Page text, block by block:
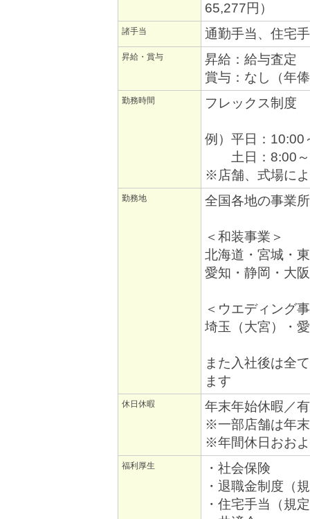
65,277円）
諸手当 通勤手当、住宅
昇給・賞与
昇給：給与査定
賞与：なし（年
勤務時間 フレックス制度
例）平日：10:00
土日：8:00～
※店舗、式場に
勤務地 全国各地の事業所
＜和装事業＞
北海道・宮城・
愛知・静岡・大
＜ウエディング
埼玉（大宮）・
また入社後は全
ます
休日休暇
年末年始休暇／
※一部店舗は年
※年間休日おお
福利厚生
・社会保険
・退職金制度（
・住宅手当（規